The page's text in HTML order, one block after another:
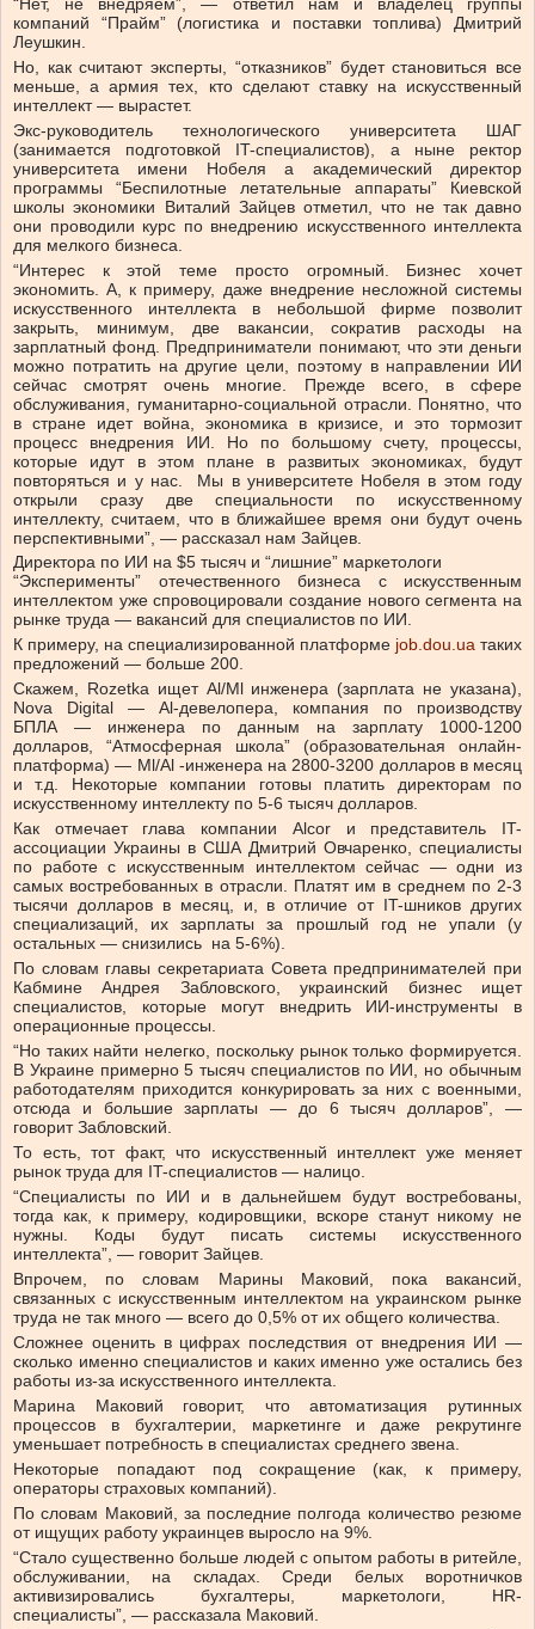
“Нет, не внедряем”, — ответил нам и владелец группы
компаний “Прайм” (логистика и поставки топлива) Дмитрий
Леушкин.
Но, как считают эксперты, “отказников” будет становиться все
меньше, а армия тех, кто сделают ставку на искусственный
интеллект — вырастет.
Экс-руководитель технологического университета ШАГ
(занимается подготовкой IT-специалистов), а ныне ректор
университета имени Нобеля а академический директор
программы “Беспилотные летательные аппараты” Киевской
школы экономики Виталий Зайцев отметил, что не так давно
они проводили курс по внедрению искусственного интеллекта
для мелкого бизнеса.
“Интерес к этой теме просто огромный. Бизнес хочет
экономить. А, к примеру, даже внедрение несложной системы
искусственного интеллекта в небольшой фирме позволит
закрыть, минимум, две вакансии, сократив расходы на
зарплатный фонд. Предприниматели понимают, что эти деньги
можно потратить на другие цели, поэтому в направлении ИИ
сейчас смотрят очень многие. Прежде всего, в сфере
обслуживания, гуманитарно-социальной отрасли. Понятно, что
в стране идет война, экономика в кризисе, и это тормозит
процесс внедрения ИИ. Но по большому счету, процессы,
которые идут в этом плане в развитых экономиках, будут
повторяться и у нас. Мы в университете Нобеля в этом году
открыли сразу две специальности по искусственному
интеллекту, считаем, что в ближайшее время они будут очень
перспективными”, — рассказал нам Зайцев.
Директора по ИИ на $5 тысяч и “лишние” маркетологи
“Эксперименты” отечественного бизнеса с искусственным
интеллектом уже спровоцировали создание нового сегмента на
рынке труда — вакансий для специалистов по ИИ.
К примеру, на специализированной платформе job.dou.ua таких
предложений — больше 200.
Скажем, Rozetka ищет Al/Ml инженера (зарплата не указана),
Nova Digital — Al-девелопера, компания по производству
БПЛА — инженера по данным на зарплату 1000-1200
долларов, “Атмосферная школа” (образовательная онлайн-
платформа) — Ml/Al -инженера на 2800-3200 долларов в месяц
и т.д. Некоторые компании готовы платить директорам по
искусственному интеллекту по 5-6 тысяч долларов.
Как отмечает глава компании Alcor и представитель IT-
ассоциации Украины в США Дмитрий Овчаренко, специалисты
по работе с искусственным интеллектом сейчас — одни из
самых востребованных в отрасли. Платят им в среднем по 2-3
тысячи долларов в месяц, и, в отличие от IT-шников других
специализаций, их зарплаты за прошлый год не упали (у
остальных — снизились на 5-6%).
По словам главы секретариата Совета предпринимателей при
Кабмине Андрея Забловского, украинский бизнес ищет
специалистов, которые могут внедрить ИИ-инструменты в
операционные процессы.
“Но таких найти нелегко, поскольку рынок только формируется.
В Украине примерно 5 тысяч специалистов по ИИ, но обычным
работодателям приходится конкурировать за них с военными,
отсюда и большие зарплаты — до 6 тысяч долларов”, —
говорит Забловский.
То есть, тот факт, что искусственный интеллект уже меняет
рынок труда для IT-специалистов — налицо.
“Специалисты по ИИ и в дальнейшем будут востребованы,
тогда как, к примеру, кодировщики, вскоре станут никому не
нужны. Коды будут писать системы искусственного
интеллекта”, — говорит Зайцев.
Впрочем, по словам Марины Маковий, пока вакансий,
связанных с искусственным интеллектом на украинском рынке
труда не так много — всего до 0,5% от их общего количества.
Сложнее оценить в цифрах последствия от внедрения ИИ —
сколько именно специалистов и каких именно уже остались без
работы из-за искусственного интеллекта.
Марина Маковий говорит, что автоматизация рутинных
процессов в бухгалтерии, маркетинге и даже рекрутинге
уменьшает потребность в специалистах среднего звена.
Некоторые попадают под сокращение (как, к примеру,
операторы страховых компаний).
По словам Маковий, за последние полгода количество резюме
от ищущих работу украинцев выросло на 9%.
“Стало существенно больше людей с опытом работы в ритейле,
обслуживании, на складах. Среди белых воротничков
активизировались бухгалтеры, маркетологи, HR-
специалисты”, — рассказала Маковий.